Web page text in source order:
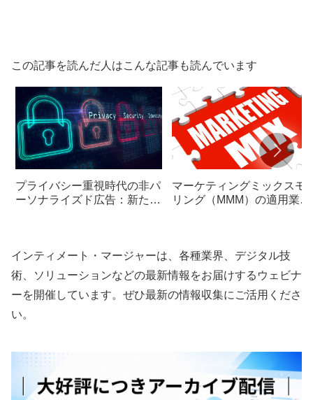
この記事を読んだ人はこんな記事も読んでいます
プライバシー重視時代の非パ
ーソナライズド広告：新たな
マーケティングミックスモ
リング（MMM）の適用業種
インティメート・マージャーは、各種業界、デジタル技
術、ソリューションなどの最新情報をお届けするウェビナ
ーを開催しています。ぜひ最新の情報収集にご活用くださ
い。